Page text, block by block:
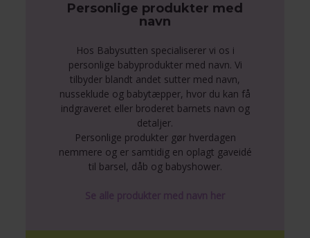
Personlige produkter med
navn
Hos Babysutten specialiserer vi os i
personlige babyprodukter med navn. Vi
tilbyder blandt andet sutter med navn,
nusseklude og babytæpper, hvor du kan få
indgraveret eller broderet barnets navn og
detaljer.
Personlige produkter gør hverdagen
nemmere og er samtidig en oplagt gaveidé
til barsel, dåb og babyshower.
Se alle produkter med navn her